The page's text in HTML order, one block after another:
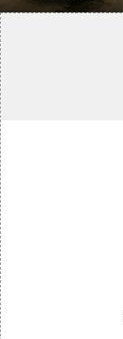
験に関するQ&A